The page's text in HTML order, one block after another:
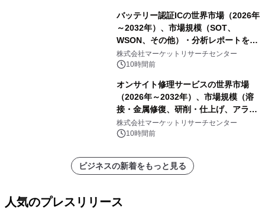
バッテリー認証ICの世界市場（2026年
～2032年）、市場規模（SOT、
WSON、その他）・分析レポートを発
表
株式会社マーケットリサーチセンター
10時間前
オンサイト修理サービスの世界市場
（2026年～2032年）、市場規模（溶
接・金属修復、研削・仕上げ、アライ
メント、その他）・分析レポートを発
表
株式会社マーケットリサーチセンター
10時間前
ビジネスの新着をもっと見る
人気のプレスリリース